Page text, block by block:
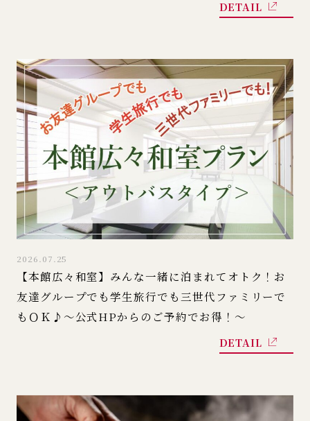
DETAIL
2026.07.25
【本館広々和室】みんな一緒に泊まれてオトク！お
友達グループでも学生旅行でも三世代ファミリーで
もＯＫ♪～公式HPからのご予約でお得！～
DETAIL